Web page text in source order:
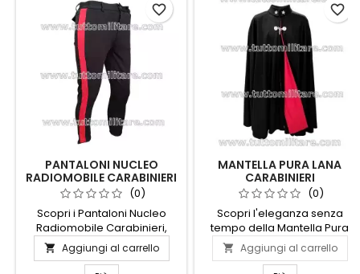
PANTALONI NUCLEO
RADIOMOBILE CARABINIERI
(0)
Scopri i Pantaloni Nucleo
Radiomobile Carabinieri,
progettati per offrire comfort
e funzionalità in ogni
situazione. Realizzati con
 Aggiungi al carrello
favorite_border
MANTELLA PURA LANA
CARABINIERI
(0)
Scopri l'eleganza senza
tempo della Mantella Pura
Lana Carabinieri, un capo
iconico che unisce tradizione
e stile. Realizzata con lana di
 Aggiungi al carrello
favorite_border